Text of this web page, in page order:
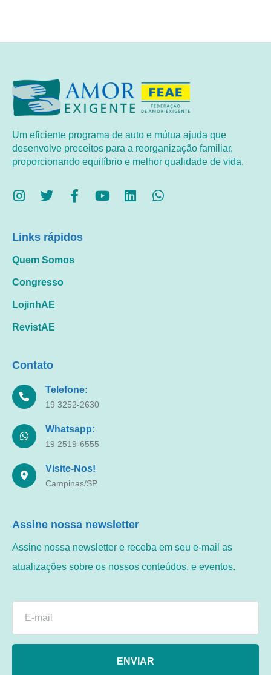
Um eficiente programa de auto e mútua ajuda que
desenvolve preceitos para a reorganização familiar,
proporcionando equilíbrio e melhor qualidade de vida.
Links rápidos
Quem Somos
Congresso
LojinhAE
RevistAE
Contato
Telefone:
19 3252-2630
Whatsapp:
19 2519-6555
Visite-Nos!
Campinas/SP
Assine nossa newsletter
Assine nossa newsletter e receba em seu e-mail as
atualizações sobre os nossos conteúdos, e eventos.
ENVIAR